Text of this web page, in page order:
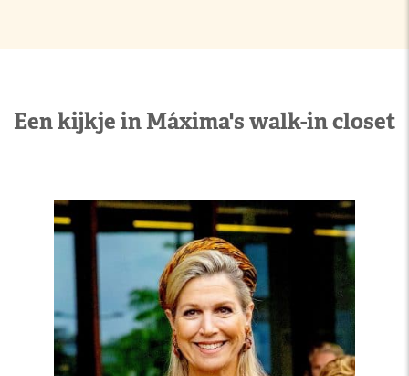
Een kijkje in Máxima's walk-in closet